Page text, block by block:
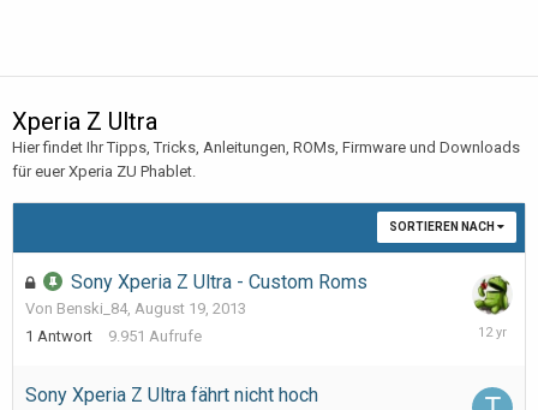
Xperia Z Ultra
Hier findet Ihr Tipps, Tricks, Anleitungen, ROMs, Firmware und Downloads
für euer Xperia ZU Phablet.
SORTIEREN NACH
Sony Xperia Z Ultra - Custom Roms
Von Benski_84, August 19, 2013
1 Antwort 9.951 Aufrufe
Sony Xperia Z Ultra fährt nicht hoch